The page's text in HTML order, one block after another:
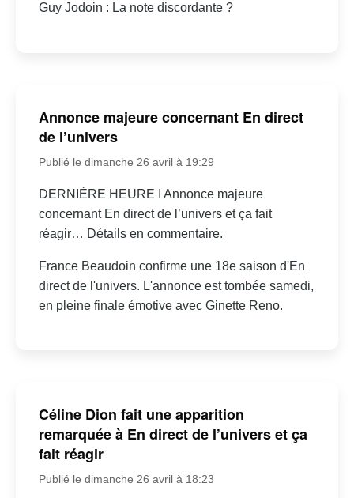
Guy Jodoin : La note discordante ?
Annonce majeure concernant En direct
de l’univers
Publié le dimanche 26 avril à 19:29
DERNIÈRE HEURE I Annonce majeure
concernant En direct de l’univers et ça fait
réagir… Détails en commentaire.
France Beaudoin confirme une 18e saison d'En
direct de l'univers. L'annonce est tombée samedi,
en pleine finale émotive avec Ginette Reno.
Céline Dion fait une apparition
remarquée à En direct de l’univers et ça
fait réagir
Publié le dimanche 26 avril à 18:23